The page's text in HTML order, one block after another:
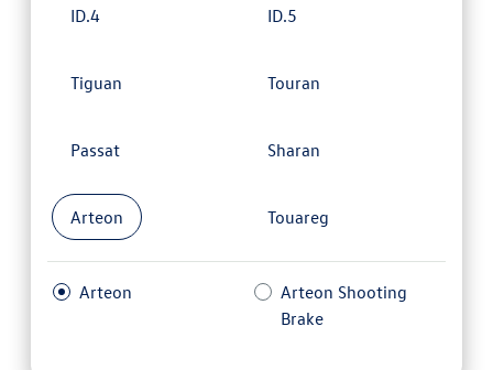
ID.4 ID.5
Tiguan Touran
Passat Sharan
Arteon Touareg
Arteon
Arteon Shooting
Brake